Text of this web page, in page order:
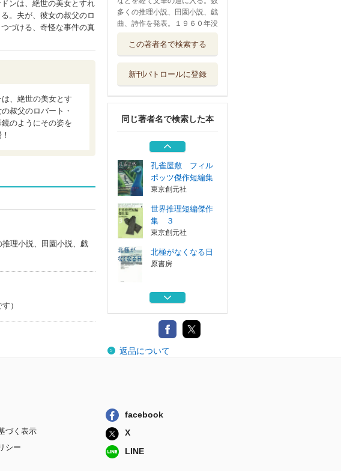
ンは、絶世の美女とすれ
。夫が、彼女の叔父のロ
づける、奇怪な事件の真
、絶世の美女とす
叔父のロバート・
のようにその姿を
理小説、田園小説、戯
）
多くの推理小説、田園小説、戯
曲、詩作を発表。１９６０年没
この著者名で検索する
新刊パトロールに登録
同じ著者名で検索した本
原書房
守銭奴の遺産
極悪人の肖像
論創社
孔雀屋敷 フィル
ポッツ傑作短編集
東京創元社
世界推理短編傑作
集 ３
東京創元社
北極がなくなる日
原書房
守銭奴の遺産
極悪人の肖像
論創社
返品について
づく表示
シー
facebook
X
LINE